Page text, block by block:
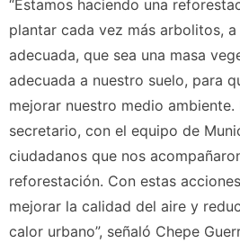
“Estamos haciendo una
plantar cada vez más arbolitos, a
adecuada, que sea una masa
adecuada a nuestro suelo, para
mejorar nuestro medio ambiente.
secretario, con el equipo de
ciudadanos que nos
reforestación. Con estas
mejorar la calidad del aire y
calor urbano”, señaló Chepe